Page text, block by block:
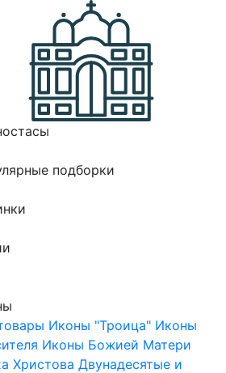
подборки
Иконы "Троица" Иконы
Иконы Божией Матери
Христова Двунадесятые и